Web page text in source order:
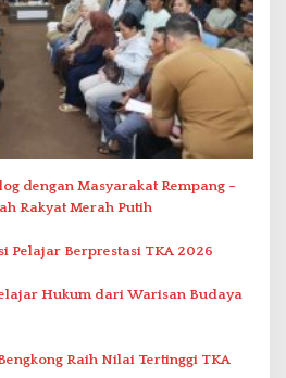
dengan Masyarakat Rempang –
Rakyat Merah Putih
Pelajar Berprestasi TKA 2026
Hukum dari Warisan Budaya
Raih Nilai Tertinggi TKA